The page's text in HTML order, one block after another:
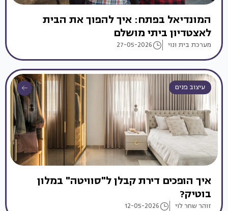
המונדיאל בפתח: איך להפוך את הבית
לאצטדיון ביתי מושלם
מערכת בית ונוי 27-05-2026
עיצוב פנים
איך הופכים דירת קבלן ל"סוויטה" במלון
בוטיק?
זוהר שחר לוי 12-05-2026